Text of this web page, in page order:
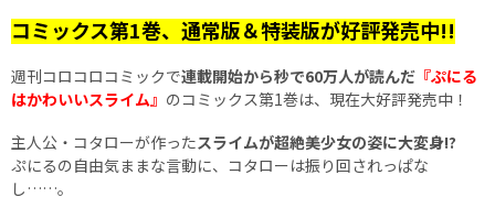
コミックス第1巻、通常版＆特装版が好評発売中!!
週刊コロコロコミックで連載開始から秒で60万人が読んだ 『ぷにる
はかわいいスライム』 のコミックス第1巻は、現在大好評発売中！
主人公・コタローが作ったスライムが超絶美少女の姿に大変身!?
ぷにるの自由気ままな言動に、コタローは振り回されっぱな
し……。